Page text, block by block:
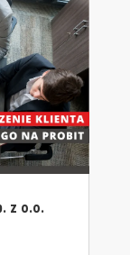
z o.o.